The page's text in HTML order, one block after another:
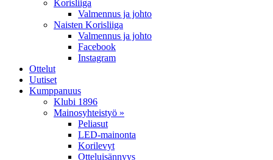
Korisliiga
Valmennus ja johto
Naisten Korisliiga
Valmennus ja johto
Facebook
Instagram
Ottelut
Uutiset
Kumppanuus
Klubi 1896
Mainosyhteistyö »
Peliasut
LED-mainonta
Korilevyt
Otteluisännyys